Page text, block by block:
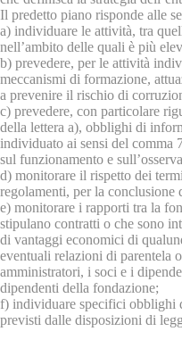
Il predetto piano risponde alle
a) individuare le attività, tra
nell’ambito delle quali è più
b) prevedere, per le attività
meccanismi di formazione,
a prevenire il rischio di
c) prevedere, con particolare
della lettera a), obblighi di
individuato ai sensi del comma
sul funzionamento e
d) monitorare il rispetto dei
regolamenti, per la conclusione
e) monitorare i rapporti tra la
stipulano contratti o che sono
di vantaggi economici di
eventuali relazioni di parentela
amministratori, i soci e i
dipendenti della fondazione;
f) individuare specifici obblighi
previsti dalle disposizioni di